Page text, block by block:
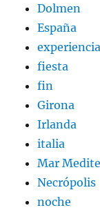
Dolmen
España
experiencia
fiesta
fin
Girona
Irlanda
italia
Mar
Necrópolis
noche